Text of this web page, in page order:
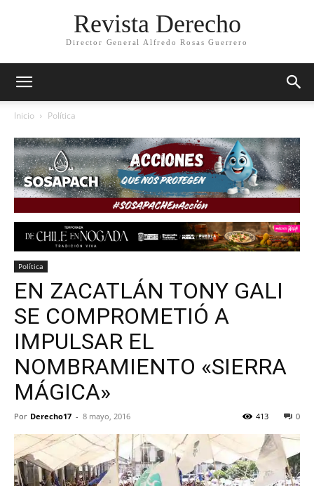
Revista Derecho
Director General Alfredo Rosas Guerrero
Inicio Política
Política
EN ZACATLÁN TONY GALI
SE COMPROMETIÓ A
IMPULSAR EL
NOMBRAMIENTO «SIERRA
MÁGICA»
Por Derecho17 - 8 mayo, 2016 0
413